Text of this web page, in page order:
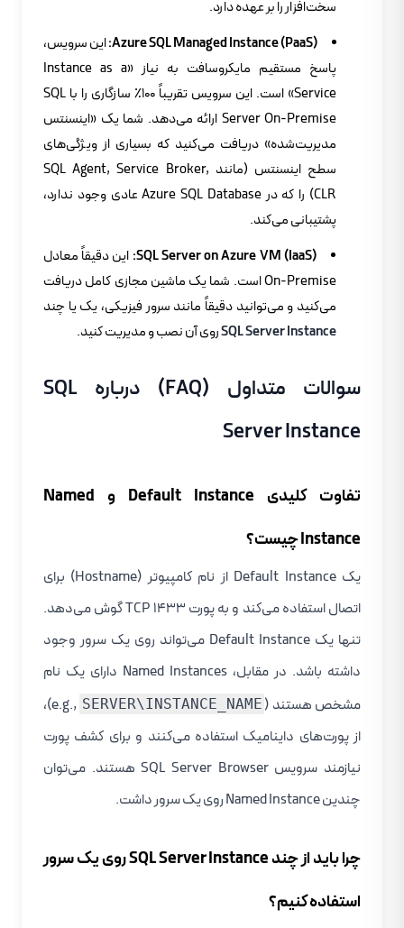
سخت‌افزار را بر عهده دارد.
Azure SQL Managed Instance (PaaS): این سرویس،
پاسخ مستقیم مایکروسافت به نیاز «Instance as a
Service» است. این سرویس تقریباً ۱۰۰٪ سازگاری را با SQL
Server On-Premise ارائه می‌دهد. شما یک «اینسنتس
مدیریت‌شده» دریافت می‌کنید که بسیاری از ویژگی‌های
سطح اینسنتس (مانند SQL Agent, Service Broker,
CLR) را که در Azure SQL Database عادی وجود ندارد،
پشتیبانی می‌کند.
SQL Server on Azure VM (IaaS): این دقیقاً معادل
On-Premise است. شما یک ماشین مجازی کامل دریافت
می‌کنید و می‌توانید دقیقاً مانند سرور فیزیکی، یک یا چند
SQL Server Instanceروی آن نصب و مدیریت کنید.
سوالات متداول (FAQ) درباره SQL
Server Instance
تفاوت کلیدی Default Instance و Named
Instance چیست؟
یک Default Instance از نام کامپیوتر (Hostname) برای
اتصال استفاده می‌کند و به پورت TCP 1433 گوش می‌دهد.
تنها یک Default Instance می‌تواند روی یک سرور وجود
داشته باشد. در مقابل، Named Instances دارای یک نام
مشخص هستند (e.g., SERVER\INSTANCE_NAME
)،
از پورت‌های داینامیک استفاده می‌کنند و برای کشف پورت
نیازمند سرویس SQL Server Browser هستند. می‌توان
چندین Named Instance روی یک سرور داشت.
چرا باید از چند SQL Server Instance روی یک سرور
استفاده کنیم؟